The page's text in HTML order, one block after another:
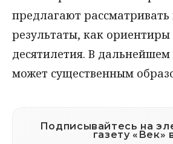
предлагают
результаты, как
десятилетия. В
может существенным
Подписывайтесь на
газету «Век»